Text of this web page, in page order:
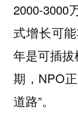
2000-3000
式增长可
年是可插
期，NPO
道路”。